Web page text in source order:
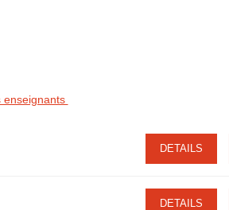
enseignants
DETAILS
DETAILS